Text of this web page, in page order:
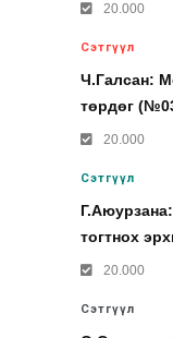
20.000
Сэтгүүл
Ч.Галсан:
төрдөг
20.000
Сэтгүүл
тогтнох
20.000
Сэтгүүл